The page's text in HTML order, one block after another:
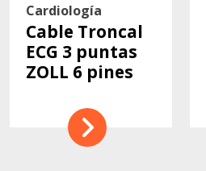
Cardiología
Cable Troncal
ECG 3 puntas
ZOLL 6 pines